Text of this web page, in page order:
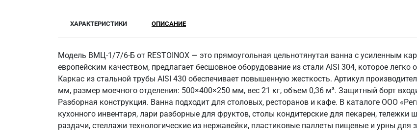
ХАРАКТЕРИСТИКИ ОПИСАНИЕ
Модель ВМЦ-1/7/6-Б от RESTOINOX — это прямоугольная цельнотянутая ванна с усиленным
европейским качеством, предлагает бесшовное оборудование из стали AISI 304, которое
Каркас из стальной трубы AISI 430 обеспечивает повышенную жесткость. Артикул
мм, размер моечного отделения: 500×400×250 мм, вес 21 кг, объем 0,36 м³. Защитный борт
Разборная конструкция. Ванна подходит для столовых, ресторанов и кафе. В каталоге ООО
кухонного инвентаря, лари разборные для фруктов, столы кондитерские для пекарен, тележки
раздачи, стеллажи технологические из нержавейки, пластиковые паллеты пищевые и урны для